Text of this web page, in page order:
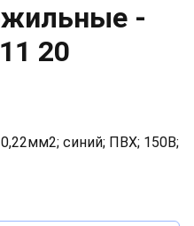
-
20
синий; ПВХ; 150В;